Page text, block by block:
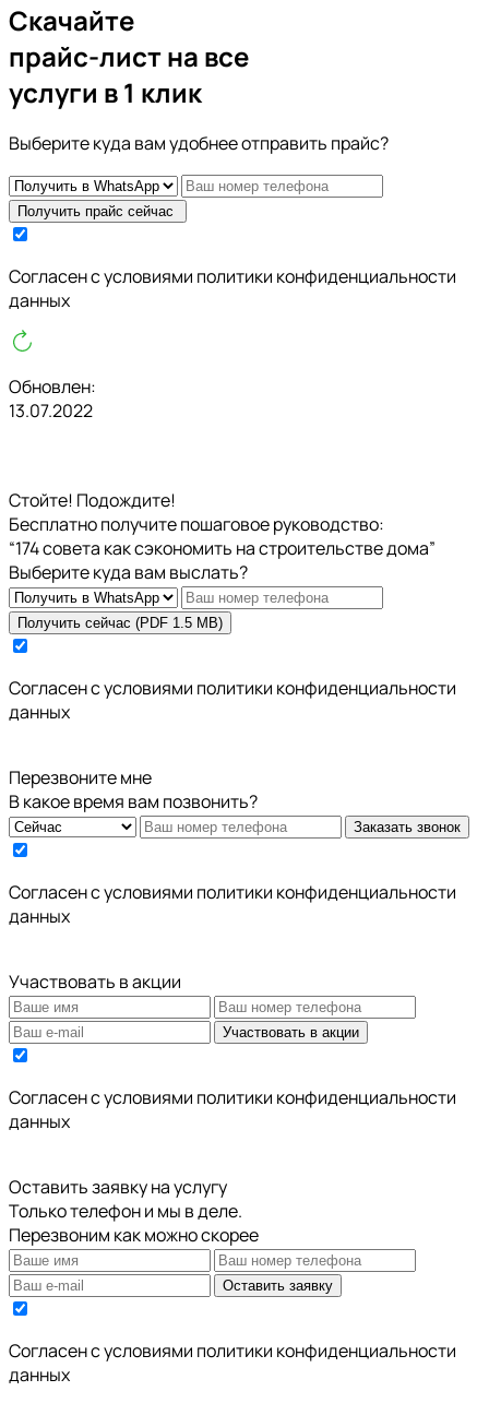
Скачайте
прайс-листна все
услуги в 1 клик
Выберите куда вам удобнее отправить прайс?
Получить прайс сейчас
Cогласен с условиями политики конфиденциальности
данных
Обновлен:
13.07.2022
Стойте! Подождите!
Бесплатно получите пошаговое руководство:
“174 совета как сэкономить на строительстве дома”
Выберите куда вам выслать?
Получить сейчас (PDF 1.5 MB)
Cогласен с условиями политики конфиденциальности
данных
Перезвоните мне
В какое время вам позвонить?
Заказать звонок
Cогласен с условиями политики конфиденциальности
данных
Участвовать в акции
Участвовать в акции
Cогласен с условиями политики конфиденциальности
данных
Оставить заявку на услугу
Только телефон и мы в деле.
Перезвоним как можно скорее
Оставить заявку
Cогласен с условиями политики конфиденциальности
данных